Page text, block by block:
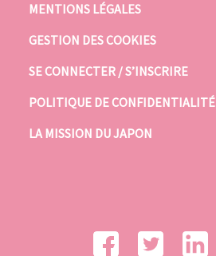
MENTIONS LÉGALES
GESTION DES COOKIES
SE CONNECTER / S’INSCRIRE
POLITIQUE DE CONFIDENTIALITÉ
LA MISSION DU JAPON